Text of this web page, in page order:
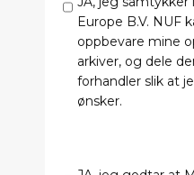
Europe B.V. NUF
oppbevare mine
arkiver, og dele
forhandler slik at
ønsker.